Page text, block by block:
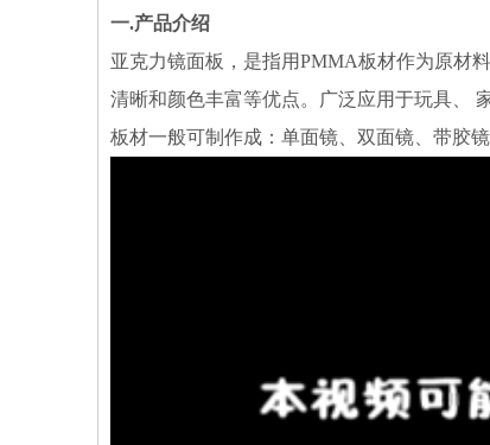
一.产品介绍
亚克力镜面板，是指用PMMA板材作为原材
清晰和颜色丰富等优点。广泛应用于玩具、
板材一般可制作成：单面镜、双面镜、带胶